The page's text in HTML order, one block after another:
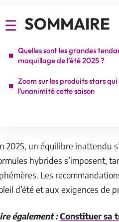
SOMMAIRE
Quelles sont les grandes
maquillage de l’été 2025 ?
Zoom sur les produits stars
l’unanimité cette saison
2025, un équilibre inattendu
hybrides s’imposent,
Les
d’été et aux exigences de
également :Constituer sa